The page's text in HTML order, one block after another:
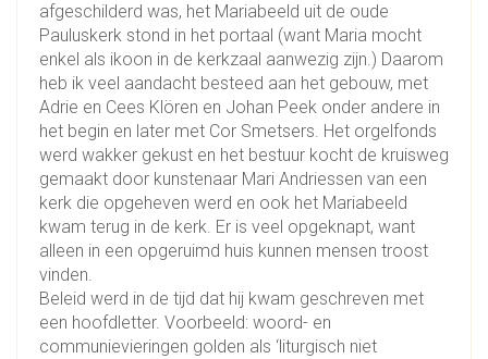
afgeschilderd was, het Mariabeeld uit de oude
Pauluskerk stond in het portaal (want Maria mocht
enkel als ikoon in de kerkzaal aanwezig zijn.) Daarom
heb ik veel aandacht besteed aan het gebouw, met
Adrie en Cees Klören en Johan Peek onder andere in
het begin en later met Cor Smetsers. Het orgelfonds
werd wakker gekust en het bestuur kocht de kruisweg
gemaakt door kunstenaar Mari Andriessen van een
kerk die opgeheven werd en ook het Mariabeeld
kwam terug in de kerk. Er is veel opgeknapt, want
alleen in een opgeruimd huis kunnen mensen troost
vinden.
Beleid werd in de tijd dat hij kwam geschreven met
een hoofdletter. Voorbeeld: woord- en
communievieringen golden als ‘liturgisch niet